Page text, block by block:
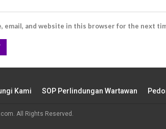
email, and website in this browser for the next
Kami SOP Perlindungan Wartawan
All Rights Reserved.